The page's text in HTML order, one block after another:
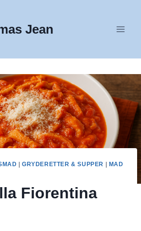
Jean
|GRYDERETTER & SUPPER
MAD
Fiorentina